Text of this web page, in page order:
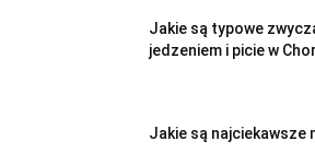
Jakie są typowe
jedzeniem i picie w
Jakie są najciekawsze